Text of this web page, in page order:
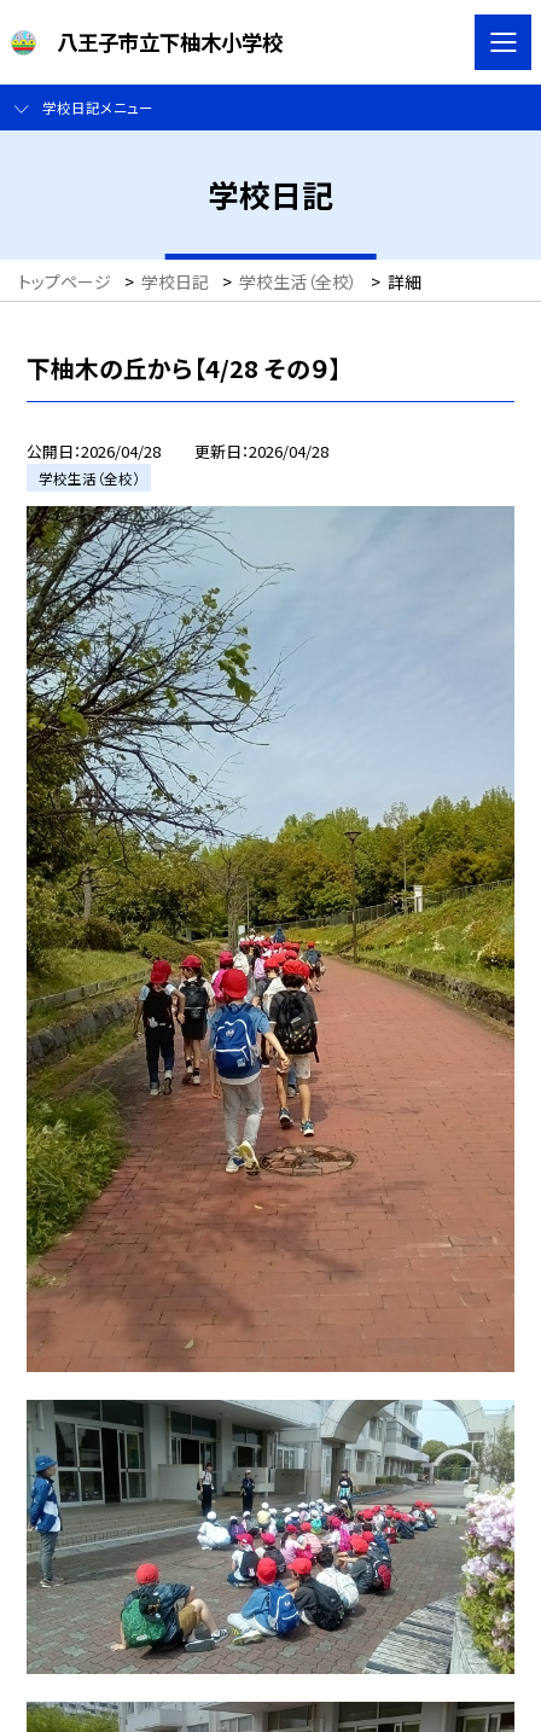
八王子市立下柚木小学校
学校日記メニュー
学校日記
トップページ > 学校日記 > 学校生活（全校） > 詳細
下柚木の丘から【4/28 その９】
公開日 2026/04/28 更新日 2026/04/28
学校生活（全校）